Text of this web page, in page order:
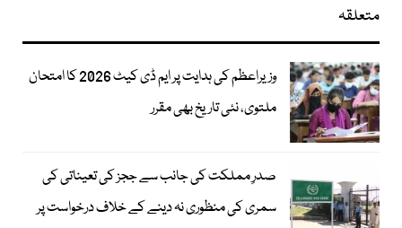
متعلقہ
وزیراعظم کی ہدایت پر ایم ڈی کیٹ 2026 کا امتحان
ملتوی، نئی تاریخ بھی مقرر
صدرِ مملکت کی جانب سے ججز کی تعیناتی کی
سمری کی منظوری نہ دینے کے خلاف درخواست پر